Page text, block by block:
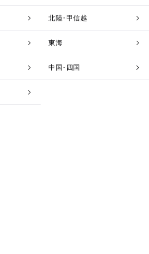
北陸･甲信越
東海
中国･四国